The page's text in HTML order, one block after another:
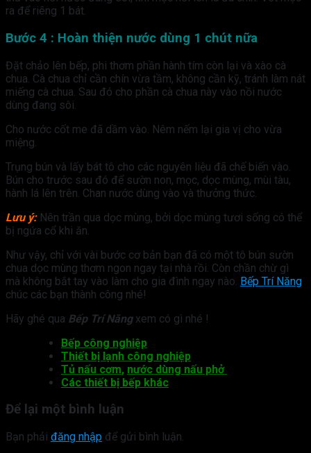
ra để riêng 1 bát.
Bước 4 : Hoàn thiện nước dùng 1 chút nữa
Đặt chảo lên bếp, phi thơm phần hành tím còn lại và xào cà
chua. Cà chua chỉ cần chín vừa tầm, không cần kỹ, tránh làm nát
miếng cà chua. Sau đó cho phần cà chua này vào nồi nước
dùng đang sôi.
Cho nước cốt me đã dầm vào. Nêm nếm lại gia vị cho vừa
miệng.
Trụng bún và lấy bát tô cho các nguyên liệu đã chế biến vào.
Bún cho trước sau đó để sườn non, mọc, dọc mùng, mùi tàu,
hành lá lên trên. Chan nước dùng vào và thưởng thức.
Lưu ý:Nên trần qua dọc mùng, bởi dọc mùng tươi sống có thể
bị ngứa cổ khi ăn.
Như vậy, chỉ với vài bước cơ bản bạn đã có một tô bún sườn
chua dọc mùng thơm ngon ngay tại nhà rồi. Còn chần chừ gì
mà không bắt tay vào làm cho gia đình ngay nào. Bếp Trí Năng
chúc các bạn thành công nhé!
Hãy ghé qua Bếp Trí Năngxem có gì nhé !
Bếp công nghiệp
Thiết bị lạnh công nghiệp
Tủ nấu cơm, nước dùng nấu phở
Các thiết bị bếp khác
Để lại một bình luận
Bạn phải đăng nhập để gửi bình luận.